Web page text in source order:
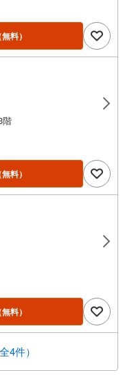
無料）
階
無料）
無料）
4件）